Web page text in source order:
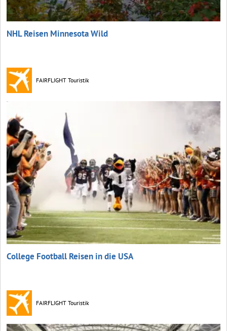
NHL Reisen Minnesota Wild
FAIRFLIGHT Touristik
College Football Reisen in die USA
FAIRFLIGHT Touristik